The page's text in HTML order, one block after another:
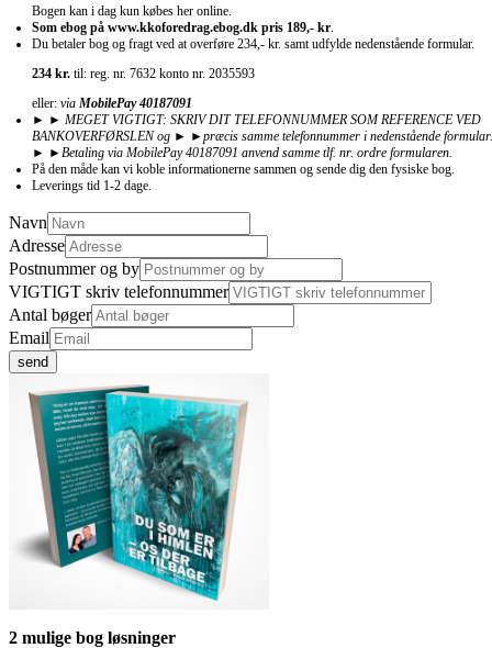
Bogen kan i dag kun købes her online.
Som ebog på www.kkoforedrag.ebog.dk pris 189,- kr.
Du betaler bog og fragt ved at overføre 234,- kr. samt udfylde nedenstående formular.
234 kr. til: reg. nr. 7632 konto nr. 2035593
eller: via MobilePay 40187091
► ► MEGET VIGTIGT: SKRIV DIT TELEFONNUMMER SOM REFERENCE VED
BANKOVERFØRSLEN og ► ►​
► ► Betaling via MobilePay 40187091 anvend samme tlf. nr. ordre formularen.
På den måde kan vi koble informationerne sammen og sende dig den fysiske bog.
Leverings tid 1-2 dage.
Navn
Adresse
Postnummer og by
VIGTIGT skriv telefonnummer
Antal bøger
Email
send
2 mulige bog løsninger